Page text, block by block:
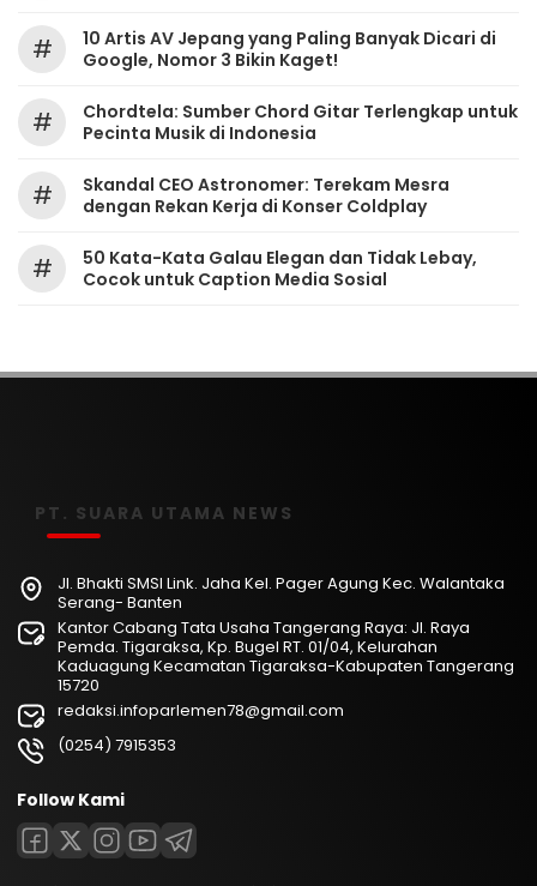
#
10 Artis AV Jepang yang Paling Banyak Dicari di
Google, Nomor 3 Bikin Kaget!
#
Chordtela: Sumber Chord Gitar Terlengkap untuk
Pecinta Musik di Indonesia
#
Skandal CEO Astronomer: Terekam Mesra
dengan Rekan Kerja di Konser Coldplay
#
50 Kata-Kata Galau Elegan dan Tidak Lebay,
Cocok untuk Caption Media Sosial
PT. SUARA UTAMA NEWS
Jl. Bhakti SMSI Link. Jaha Kel. Pager Agung Kec. Walantaka
Serang- Banten
Kantor Cabang Tata Usaha Tangerang Raya: Jl. Raya
Pemda. Tigaraksa, Kp. Bugel RT. 01/04, Kelurahan
Kaduagung Kecamatan Tigaraksa-Kabupaten Tangerang
15720
redaksi.infoparlemen78@gmail.com
(0254) 7915353
Follow Kami